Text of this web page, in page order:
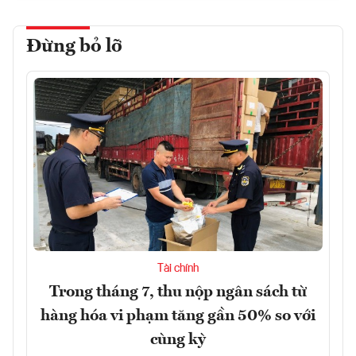
Đừng bỏ lỡ
Tài chính
Trong tháng 7, thu nộp ngân sách từ
hàng hóa vi phạm tăng gần 50% so với
cùng kỳ